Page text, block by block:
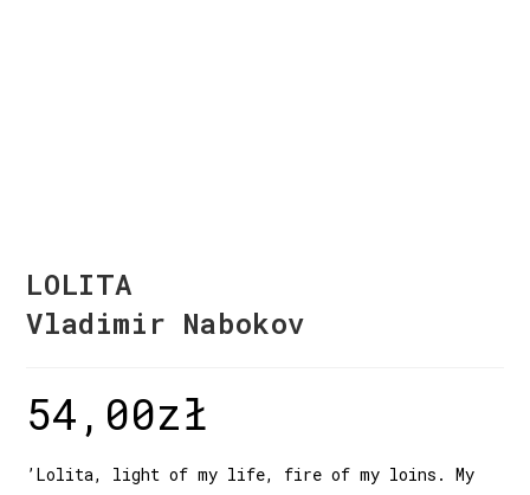
LOLITA
Vladimir Nabokov
54,00zł
’Lolita, light of my life, fire of my loins. My